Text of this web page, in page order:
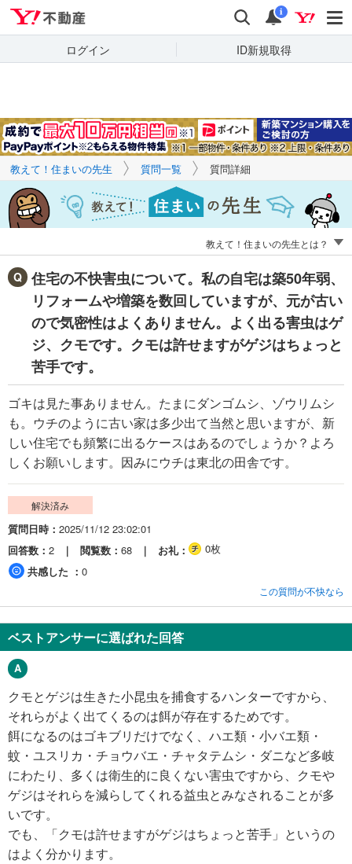
検索 通知
i
ログイン ID新規取得
キーワードで
質問を探す
教えて！住まいの先生 質問一覧 質問詳細
教えて！住まいの先生とは？
住宅の不快害虫について。私の自宅は築50年弱、
リフォームや増築を数回していますが、元が古い
ので気密性はよくありません。よく出る害虫はゲ
ジ、クモです。クモは許せますがゲジはちょっと
苦手です。
ゴキは見た事ありません。たまにダンゴムシ、ゾウリムシ
も。ウチのように古い家は多少出て当然と思いますが、新
しい住宅でも頻繁に出るケースはあるのでしょうか？よろ
しくお願いします。因みにウチは東北の田舎です。
解決済み
質問日時
2025/11/12 23:02:01
回答数
2 閲覧数 68 お礼
0枚
共感した
0
この質問が不快なら
ベストアンサーに選ばれた回答
クモとゲジは生きた小昆虫を捕食するハンターですから、
それらがよく出てくるのは餌が存在するためです。
餌になるのはゴキブリだけでなく、ハエ類・小バエ類・
蚊・ユスリカ・チョウバエ・チャタテムシ・ダニなど多岐
にわたり、多くは衛生的に良くない害虫ですから、クモや
ゲジはそれらを減らしてくれる益虫とみなされることが多
いです。
でも、「クモは許せますがゲジはちょっと苦手」というの
はよく分かります。